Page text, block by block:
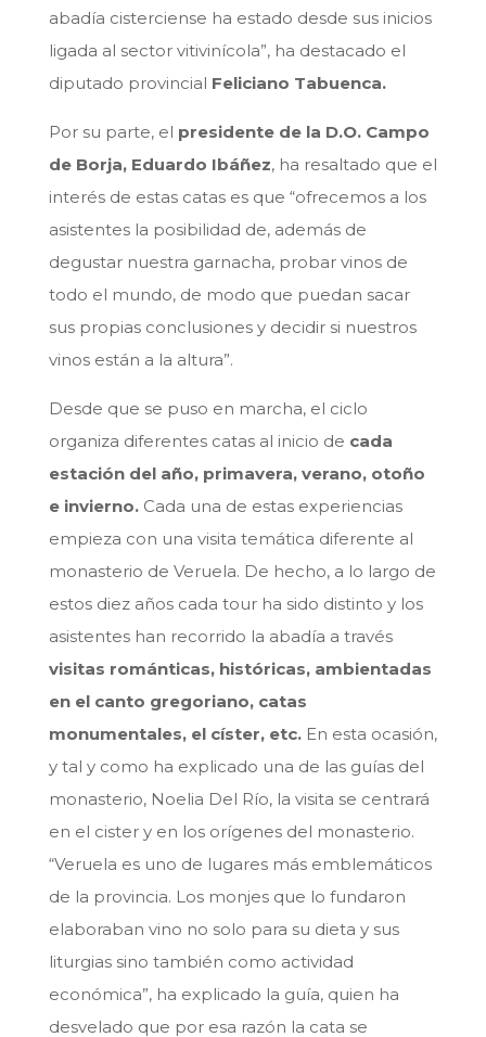
abadía cisterciense ha estado desde sus inicios
ligada al sector vitivinícola”, ha destacado el
diputado provincial Feliciano Tabuenca.
Por su parte, el presidente de la D.O. Campo
de Borja, Eduardo Ibáñez, ha resaltado que el
interés de estas catas es que “ofrecemos a los
asistentes la posibilidad de, además de
degustar nuestra garnacha, probar vinos de
todo el mundo, de modo que puedan sacar
sus propias conclusiones y decidir si nuestros
vinos están a la altura”.
Desde que se puso en marcha, el ciclo
organiza diferentes catas al inicio de cada
estación del año, primavera, verano, otoño
e invierno.Cada una de estas experiencias
empieza con una visita temática diferente al
monasterio de Veruela. De hecho, a lo largo de
estos diez años cada tour ha sido distinto y los
asistentes han recorrido la abadía a través
visitas románticas, históricas, ambientadas
en el canto gregoriano, catas
monumentales, el císter, etc.En esta ocasión,
y tal y como ha explicado una de las guías del
monasterio, Noelia Del Río, la visita se centrará
en el cister y en los orígenes del monasterio.
“Veruela es uno de lugares más emblemáticos
de la provincia. Los monjes que lo fundaron
elaboraban vino no solo para su dieta y sus
liturgias sino también como actividad
económica”, ha explicado la guía, quien ha
desvelado que por esa razón la cata se